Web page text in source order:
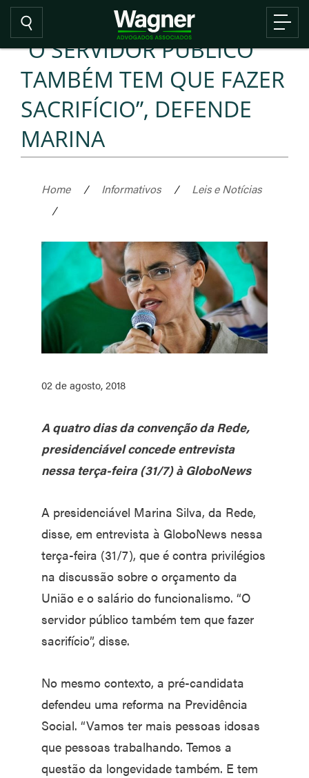
“O SERVIDOR PÚBLICO
TAMBÉM TEM QUE FAZER
SACRIFÍCIO”, DEFENDE
MARINA
Home / Informativos /
Leis e Notícias
/
02 de agosto, 2018
A quatro dias da convenção da Rede,
presidenciável concede entrevista
nessa terça-feira (31/7) à GloboNews
A presidenciável Marina Silva, da Rede,
disse, em entrevista à GloboNews nessa
terça-feira (31/7), que é contra privilégios
na discussão sobre o orçamento da
União e o salário do funcionalismo. “O
servidor público também tem que fazer
sacrifício”, disse.
No mesmo contexto, a pré-candidata
defendeu uma reforma na Previdência
Social. “Vamos ter mais pessoas idosas
que pessoas trabalhando. Temos a
questão da longevidade também. E tem